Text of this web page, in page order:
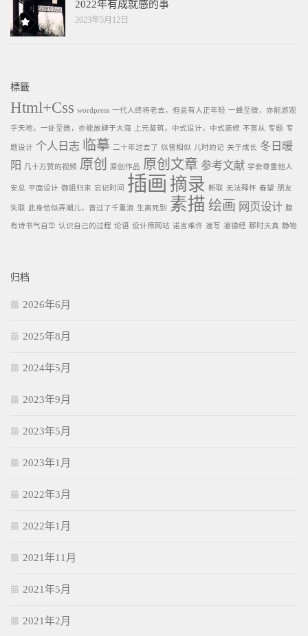
2022年有成就感的事
2023年5月12日
標籤
Html+Css wordpress 一代人终将老去，但总有人正年轻 一蜂至微，亦能游观
乎天地，一虲至微，亦能放肆于大海 上元鉴筑，中式设计，中式装修 不盲从 专题 专
题设计 个人日志 临摹 二十年过去了 似曾相似 儿时的记 关于成长 冬日暖
阳
几十万赞的视频 原创 原创作品 原创文章 参考文献 学会尊重他人
安总 平面设计 御姐归来 忘记时间 插画 摘录 断联 无法释怀 春望 朋友
失联 此身恰似弄潮儿，曾过了千重浪 生离死别 素描 绘画 网页设计 腹
有诗书气自华 认识自己的过程 论语 设计师网站 诺言难许 速写 道德经 那时天真 静物
归档
2026年6月
2025年8月
2024年5月
2023年9月
2023年5月
2023年1月
2022年3月
2022年1月
2021年11月
2021年5月
2021年2月